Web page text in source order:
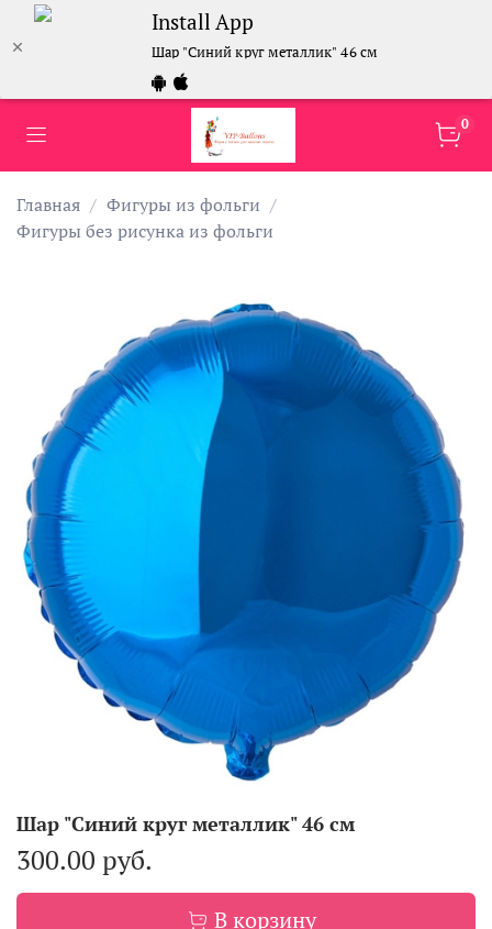
Install App
Шар "Синий круг металлик" 46 см
0
Главная
Фигуры из фольги
Фигуры без рисунка из фольги
Шар "Синий круг металлик" 46 см
300.00 руб.
В корзину